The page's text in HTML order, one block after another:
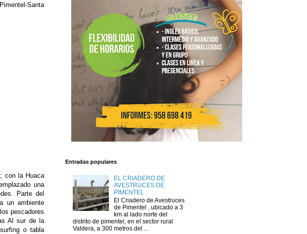
Santa
con la Huaca
una
Parte del
un ambiente
pescadores
Al sur de la
o tabla
Entradas populares
EL CRIADERO DE
AVESTRUCES DE
PIMENTEL
El Criadero de Avestruces
de Pimentel , ubicado a 3
km al lado norte del
distrito de pimentel, en el sector rural
Valdera, a 300 metros del ...